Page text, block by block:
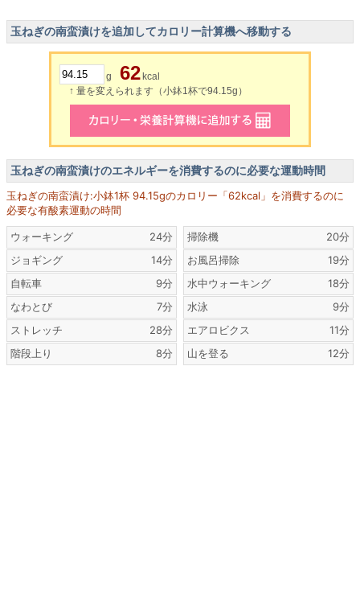
玉ねぎの南蛮漬けを追加してカロリー計算機へ移動する
g 62 kcal
↑ 量を変えられます（小鉢1杯で94.15g）
玉ねぎの南蛮漬けのエネルギーを消費するのに必要な運動時間
玉ねぎの南蛮漬け:小鉢1杯 94.15gのカロリー「62kcal」を消費するのに
必要な有酸素運動の時間
ウォーキング
24分
ジョギング
14分
自転車
9分
なわとび
7分
ストレッチ
28分
階段上り
8分
掃除機
20分
お風呂掃除
19分
水中ウォーキング
18分
水泳
9分
エアロビクス
11分
山を登る
12分